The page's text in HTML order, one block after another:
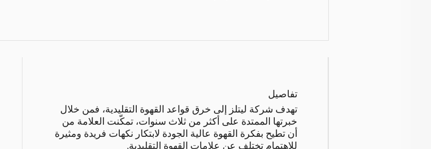
تفاصيل
تهدف شركة ليتلز إلى خرق قواعد القهوة التقليدية، فمن خلال
خبرتها الممتدة على أكثر من ثلاث سنوات، تمكّنت العلامة من
أن تطيح بفكرة القهوة عالية الجودة لابتكار نكهات فريدة ومثيرة
للاهتمام تختلف عن علامات القهوة التقليدية.